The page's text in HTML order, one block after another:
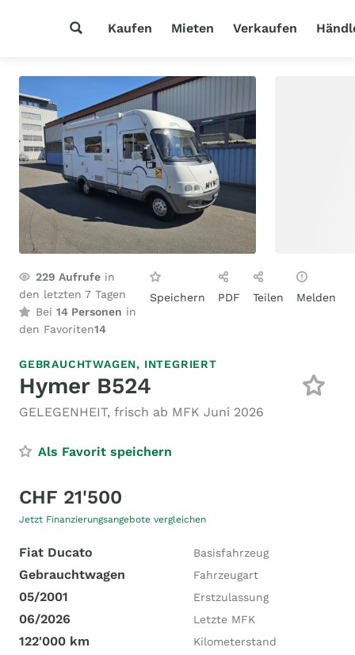
Kaufen Mieten Verkaufen
229 Aufrufe in
den letzten 7 Tagen
Bei 14 Personen in
den Favoriten14
Speichern PDF Teilen Melden
GEBRAUCHTWAGEN, INTEGRIERT
Hymer B524
GELEGENHEIT, frisch ab MFK Juni 2026
Als Favorit speichern
CHF 21'500
Jetzt Finanzierungsangebote vergleichen
Fiat Ducato Basisfahrzeug
Gebrauchtwagen Fahrzeugart
05/2001 Erstzulassung
06/2026 Letzte MFK
122'000 km Kilometerstand